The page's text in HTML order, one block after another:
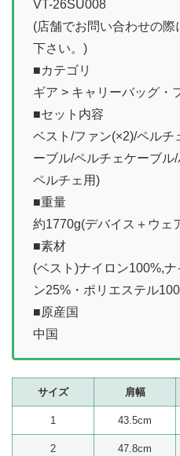
VT-26SU008
(店舗でお問い合わせの際
下さい。)
■カテゴリ
ギア > キャリーバッグ・
■セット内容
ベスト/ファン(×2)/ペルチ
ーブル/ペルチェケーブル
ペルチェ用)
■重量
約1770g(デバイス＋ウェ
■素材
(ベスト)ナイロン100%,
ン25%・ポリエステル
■原産国
中国
サイズ 肩幅
1 43.5cm
2 47.8cm